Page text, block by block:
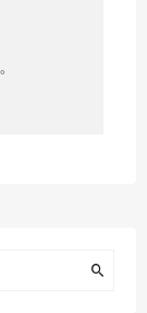
。